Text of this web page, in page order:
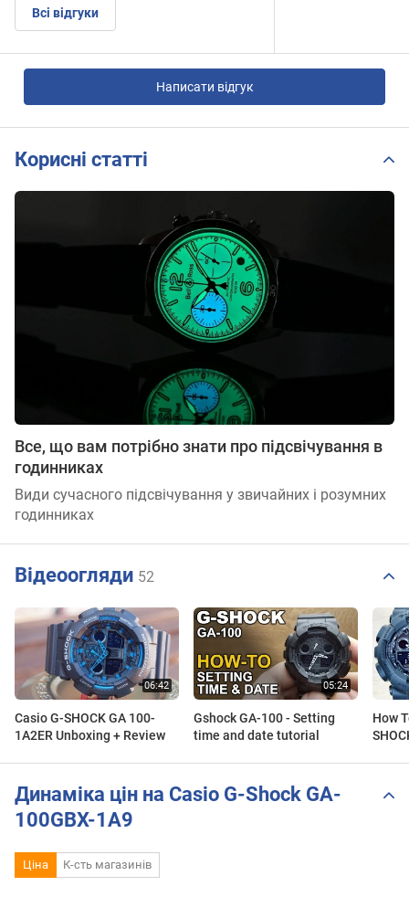
Всі відгуки
Написати відгук
Корисні статті
Все, що вам потрібно знати про підсвічування в
годинниках
Види сучасного підсвічування у звичайних і розумних
годинниках
Відеоогляди 52
Casio G-SHOCK GA 100-
1A2ER Unboxing + Review
Gshock GA-100 - Setting
time and date tutorial
How
Динаміка цін на Casio G-Shock GA-
100GBX-1A9
Ціна К-сть магазинів